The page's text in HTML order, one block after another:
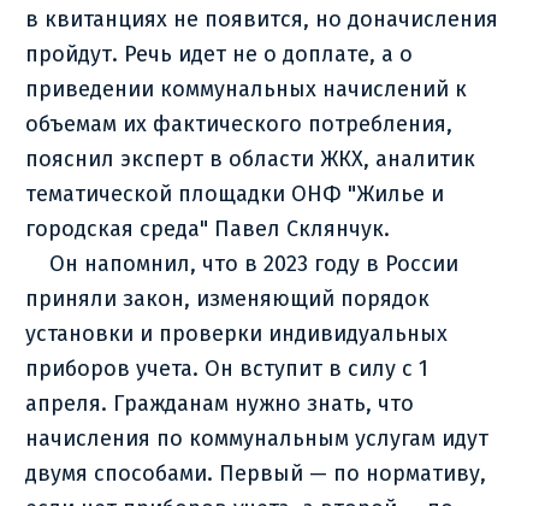
в квитанциях не появится, но доначисления
пройдут. Речь идет не о доплате, а о
приведении коммунальных начислений к
объемам их фактического потребления,
пояснил эксперт в области ЖКХ, аналитик
тематической площадки ОНФ "Жилье и
городская среда" Павел Склянчук.
Он напомнил, что в 2023 году в России
приняли закон, изменяющий порядок
установки и проверки индивидуальных
приборов учета. Он вступит в силу с 1
апреля. Гражданам нужно знать, что
начисления по коммунальным услугам идут
двумя способами. Первый — по нормативу,